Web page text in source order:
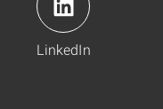
LinkedIn